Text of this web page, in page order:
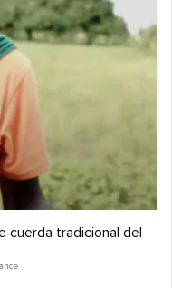
cuerda tradicional del